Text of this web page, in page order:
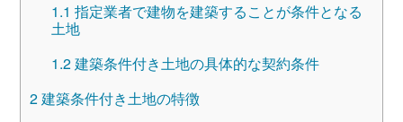
1.1 指定業者で建物を建築することが条件となる
土地
1.2建築条件付き土地の具体的な契約条件
2建築条件付き土地の特徴